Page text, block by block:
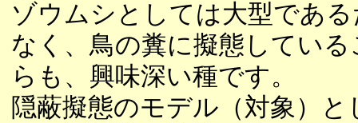
ゾウムシとしては大型であ
なく、鳥の糞に擬態している
らも、興味深い種です。
隠蔽擬態のモデル（対象）と